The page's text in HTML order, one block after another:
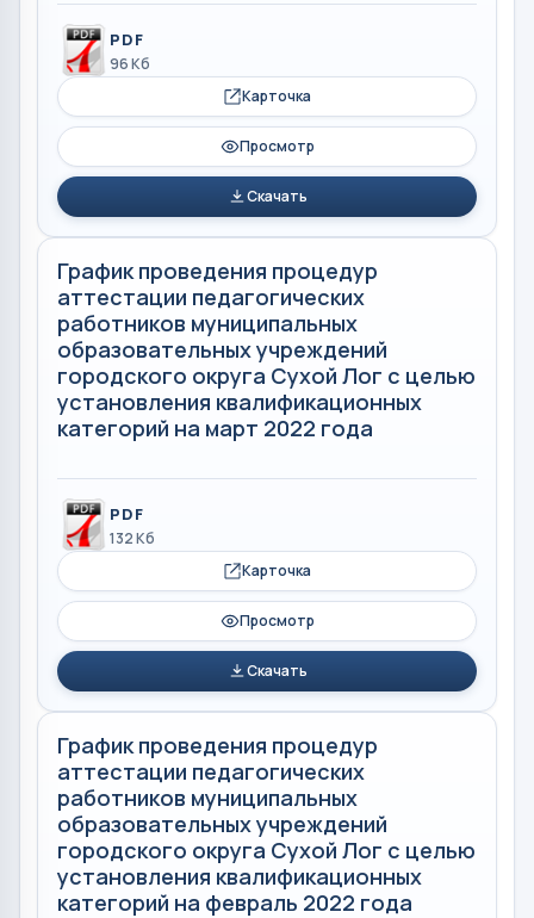
PDF
96 Кб
Карточка
Просмотр
Скачать
График проведения процедур
аттестации педагогических
работников муниципальных
образовательных учреждений
городского округа Сухой Лог с целью
установления квалификационных
категорий на март 2022 года
PDF
132 Кб
Карточка
Просмотр
Скачать
График проведения процедур
аттестации педагогических
работников муниципальных
образовательных учреждений
городского округа Сухой Лог с целью
установления квалификационных
категорий на февраль 2022 года